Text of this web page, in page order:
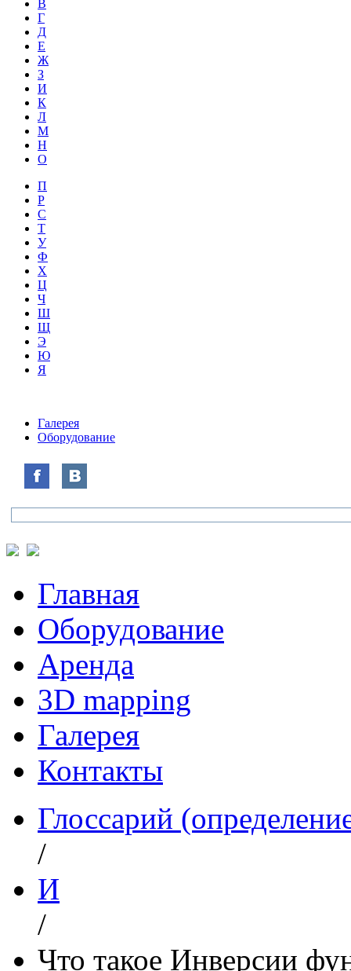
В
Г
Д
Е
Ж
З
И
К
Л
М
Н
О
П
Р
С
Т
У
Ф
Х
Ц
Ч
Ш
Щ
Э
Ю
Я
Галерея
Оборудование
Главная
Оборудование
Аренда
3D mapping
Галерея
Контакты
Глоссарий
/
И
/
Что такое Инверсии